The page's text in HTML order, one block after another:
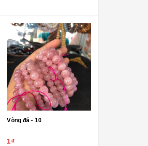
Vòng đá - 10
1₫